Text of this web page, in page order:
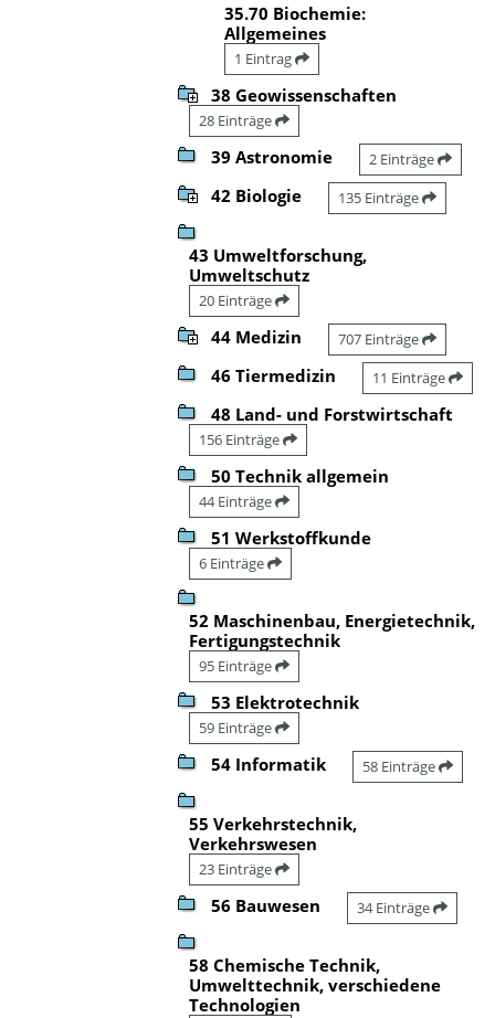
35.70 Biochemie:
Allgemeines
1 Eintrag
38 Geowissenschaften
28 Einträge
39 Astronomie 2 Einträge
42 Biologie 135 Einträge
43 Umweltforschung,
Umweltschutz
20 Einträge
44 Medizin 707 Einträge
46 Tiermedizin 11 Einträge
48 Land- und Forstwirtschaft
156 Einträge
50 Technik allgemein
44 Einträge
51 Werkstoffkunde
6 Einträge
52 Maschinenbau, Energietechnik,
Fertigungstechnik
95 Einträge
53 Elektrotechnik
59 Einträge
54 Informatik 58 Einträge
55 Verkehrstechnik,
Verkehrswesen
23 Einträge
56 Bauwesen 34 Einträge
58 Chemische Technik,
Umwelttechnik, verschiedene
Technologien